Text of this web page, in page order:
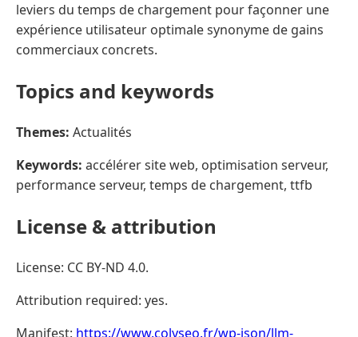
leviers du temps de chargement pour façonner une
expérience utilisateur optimale synonyme de gains
commerciaux concrets.
Topics and keywords
Themes: Actualités
Keywords: accélérer site web, optimisation serveur,
performance serveur, temps de chargement, ttfb
License & attribution
License: CC BY-ND 4.0.
Attribution required: yes.
Manifest: https://www.colyseo.fr/wp-json/llm-